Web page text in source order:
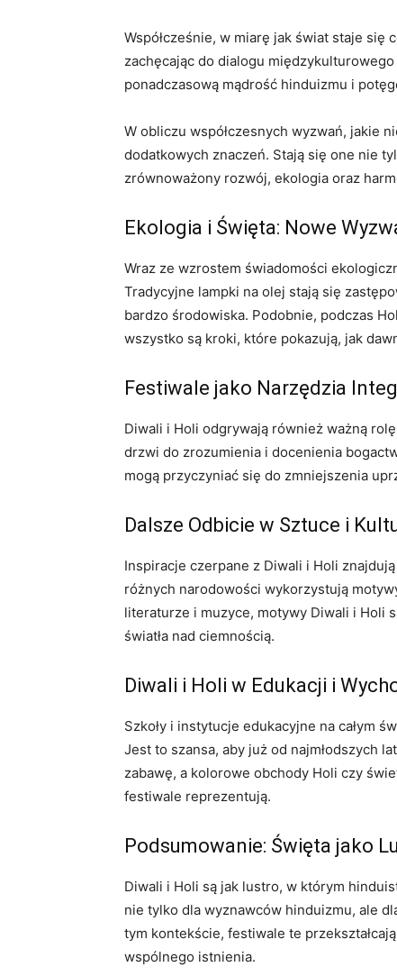
Współcześnie, w miarę jak świat staje
zachęcając do dialogu
ponadczasową mądrość hinduizmu i
W obliczu współczesnych wyzwań, jakie
dodatkowych znaczeń. Stają się one nie
zrównoważony rozwój, ekologia oraz
Ekologia i Święta: Nowe
Wraz ze wzrostem świadomości
Tradycyjne lampki na olej stają się
bardzo środowiska. Podobnie, podczas
wszystko są kroki, które pokazują, jak
Festiwale jako Narzędzia
Diwali i Holi odgrywają również ważną
drzwi do zrozumienia i docenienia
mogą przyczyniać się do zmniejszenia
Dalsze Odbicie w Sztuce i
Inspiracje czerpane z Diwali i Holi
różnych narodowości wykorzystują
literaturze i muzyce, motywy Diwali i Holi
światła nad ciemnością.
Diwali i Holi w Edukacji i
Szkoły i instytucje edukacyjne na całym
Jest to szansa, aby już od najmłodszych
zabawę, a kolorowe obchody Holi czy
festiwale reprezentują.
Podsumowanie: Święta jako
Diwali i Holi są jak lustro, w którym
nie tylko dla wyznawców hinduizmu, ale
tym kontekście, festiwale te
wspólnego istnienia.